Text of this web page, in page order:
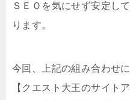
ＳＥＯを気にせず安定し
ります。
今回、上記の組み合わせに
【クエスト大王のサイト